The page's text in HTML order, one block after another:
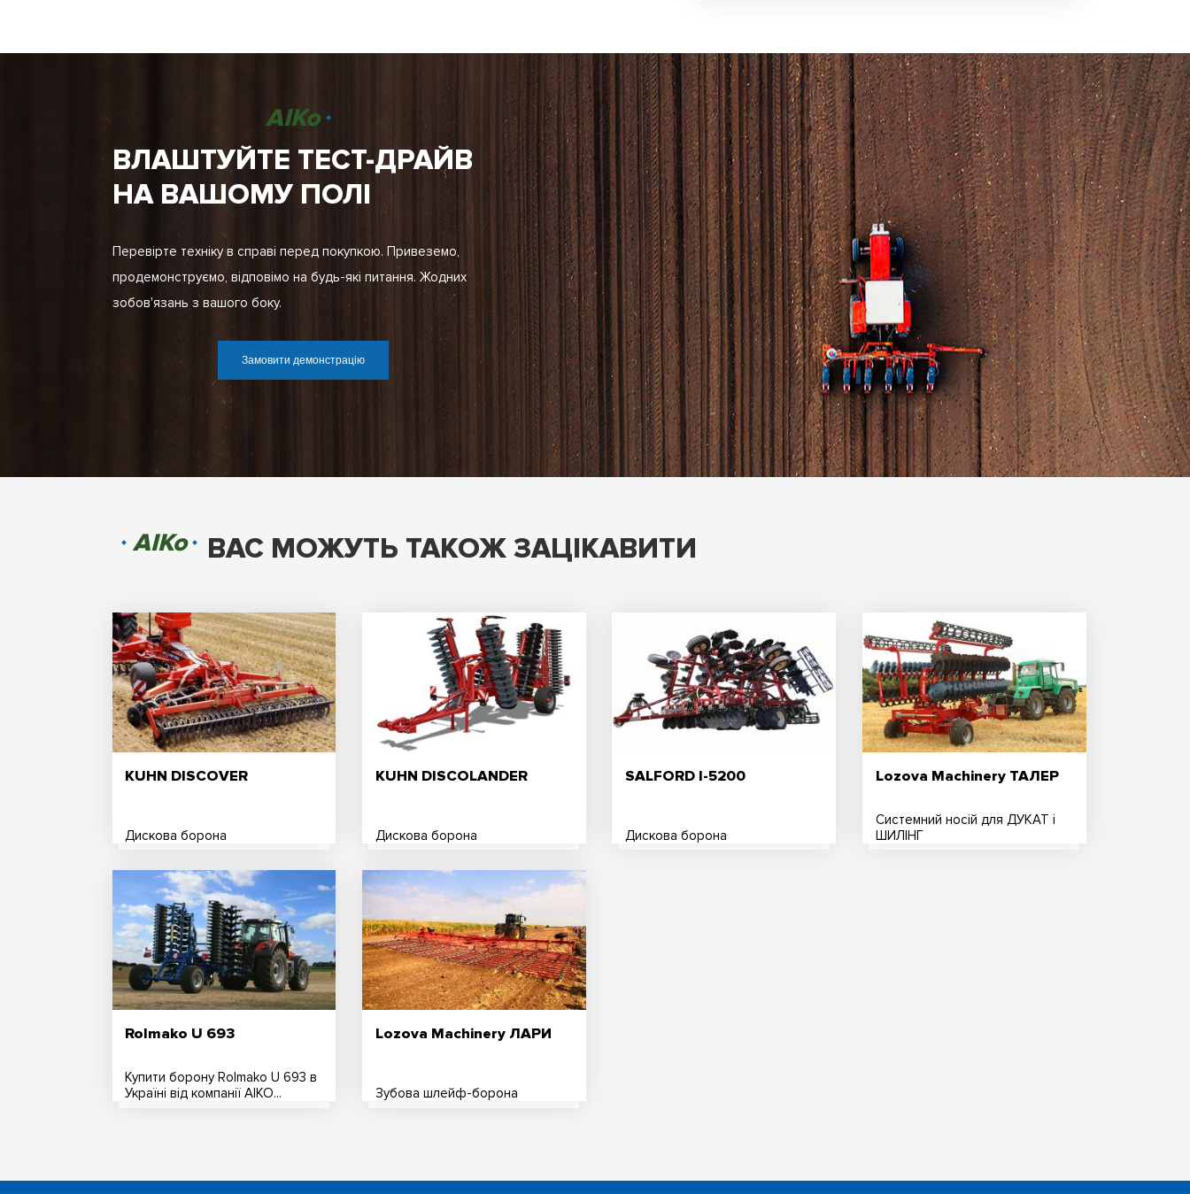
AIKo
ВЛАШТУЙТЕ ТЕСТ-ДРАЙВ
НА ВАШОМУ ПОЛІ
Перевірте техніку в справі перед покупкою. Привеземо,
продемонструємо, відповімо на будь-які питання. Жодних
зобов'язань з вашого боку.
Замовити демонстрацію
AIKo ВАС МОЖУТЬ ТАКОЖ ЗАЦІКАВИТИ
KUHN DISCOVER
Дискова борона
KUHN DISCOLANDER
Дискова борона
SALFORD I-5200
Дискова борона
Lozova Machinery ТАЛЕР
Системний носій для ДУКАТ і
ШИЛІНГ
Rolmako U 693
Купити борону Rolmako U 693 в
Україні від компанії АІКО...
Lozova Machinery ЛАРИ
Зубова шлейф-борона